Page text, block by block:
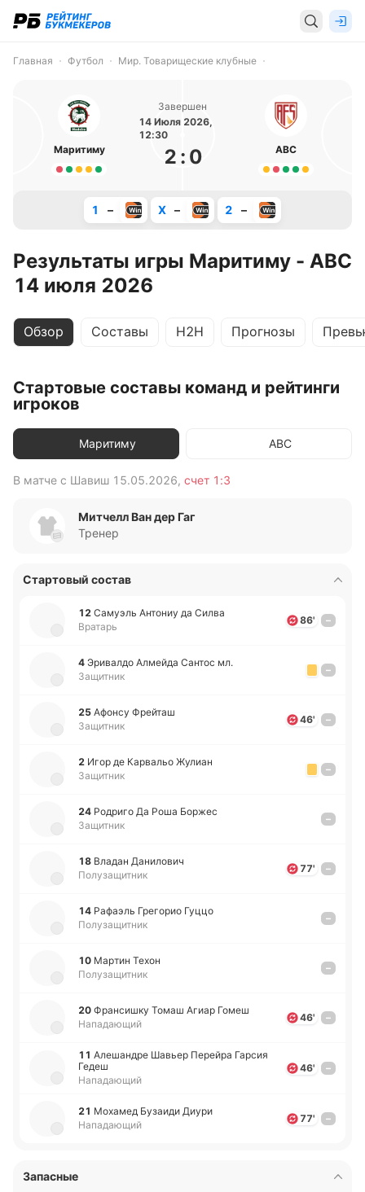
Главная Футбол Мир. Товарищеские клубные
Маритиму
Завершен
14 Июля 2026,
12:30
2 : 0 АВС
1 – X – 2 –
Результаты игры Маритиму - АВС
14 июля 2026
Обзор Составы H2H Прогнозы
Стартовые составы команд и рейтинги
игроков
Маритиму АВС
В матче с Шавиш 15.05.2026, счет 1:3
Митчелл Ван дер Гаг
Тренер
Стартовый состав
12 Са­муэль Анто­ниу да Силва
Вратарь
86' –
4 Эри­ва­лдо Алмей­да Сантос мл.
Защитник
–
25 Афонсу Фрей­таш
Защитник
46' –
2 Игор де Ка­рва­льо Жулиан
Защитник
–
24 Ро­дри­го Да Роша Боржес
Защитник
–
18 Владан Да­ни­ло­вич
Полузащитник
77' –
14 Ра­фаэль Гре­го­рио Гуццо
Полузащитник
–
10 Мартин Техон
Полузащитник
–
20 Фра­нси­шку Томаш Агиар Гомеш
Нападающий
46' –
11 Але­ша­ндре Шавьер Пе­рей­ра Гарсия
Гедеш
Нападающий
46' –
21 Мо­ха­мед Бу­заи­ди Диури
Нападающий
77' –
Запасные